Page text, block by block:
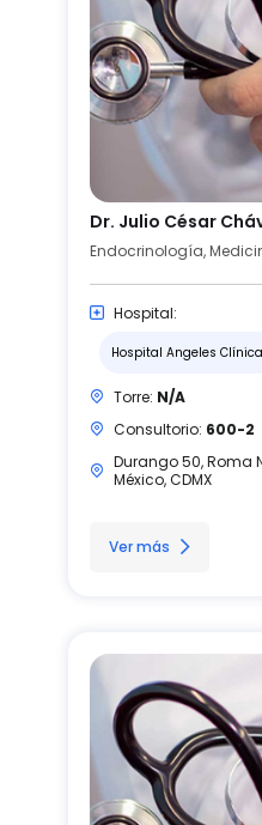
Dr. Julio César
Endocrinología,
Hospital:
Hospital Angeles
Torre: N/A
Consultorio: 600-2
Durango 50, Roma
México, CDMX
Ver más